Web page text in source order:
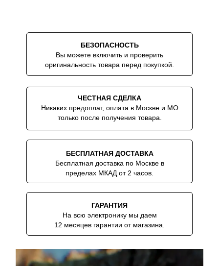
БЕЗОПАСНОСТЬ
Вы можете включить и проверить
оригинальность товара перед покупкой.
ГАРАНТИЯ
На всю электронику мы даем
12 месяцев гарантии от магазина.
БЕСПЛАТНАЯ ДОСТАВКА
Бесплатная доставка по Москве в
пределах МКАД от 2 часов.
ЧЕСТНАЯ СДЕЛКА
Никаких предоплат, оплата в Москве и МО
только после получения товара.